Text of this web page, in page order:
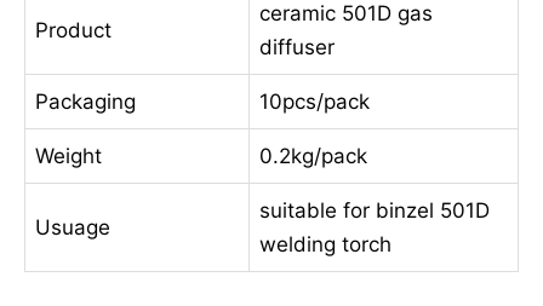
Product
ceramic 501D gas
diffuser
Packaging 10pcs/pack
Weight 0.2kg/pack
Usuage
suitable for binzel 501D
welding torch